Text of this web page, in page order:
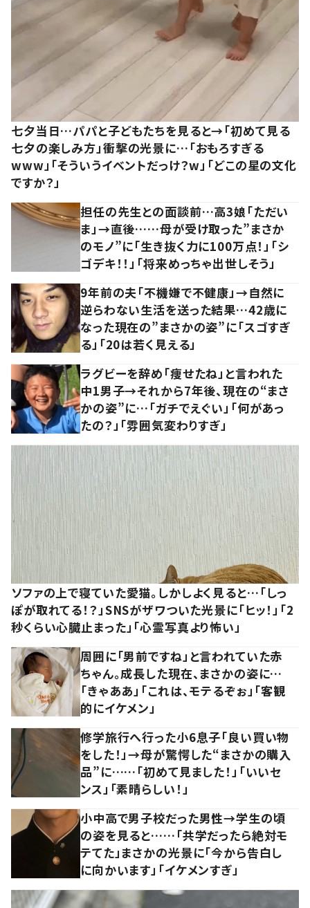
七夕当日…パパと子どもたちを見ると→「初めて見る
七夕の楽しみ方」衝撃の光景に…「おもろすぎる
www」「そういうイベントだっけ？w」「どこの星の文化
ですか？」
担任の先生との面談前…高3娘「ただい
ま」→直後……母が受け取った”まさか
のモノ”に「生き抜く力に100万点！」「シ
ゴデキ！！」「将来めっちゃ出世しそう」
9年前の夫「不機嫌で不健康」→自然に
逆らわない生活を送った結果…42歳に
なった現在の”まさかの姿”に「スゴすぎ
る」「20は若く見える」
ラグビーを辞め「痩せたね」と言われた
中1男子→それから7年後、現在の“まさ
かの姿”に…「ガチでえぐい」「何があっ
たの？」「雰囲気変わりすぎ」
ソファの上で寝ていた愛猫。しかしよく見ると…「しっ
ぽが取れてる！？」SNSがザワついた光景に「ヒッ！」「2
秒くらい心臓止まった」「心霊写真より怖い」
周囲に「男前ですね」と言われていた赤
ちゃん。成長した現在、まさかの姿に…
「きゃああ」「これは、モテるぞぉ」「客観
的にイケメン」
修学旅行へ行った小6息子「良い買い物
をした！」→母が驚愕した“まさかの購入
品”に……「初めて見ました！」「いいセ
ンス」「素晴らしい！」
小中高で男子校だった男性→学生の頃
の姿を見ると……「共学だったら絶対モ
テてた」まさかの光景に「今から告白し
に向かいます」「イケメンすぎ」